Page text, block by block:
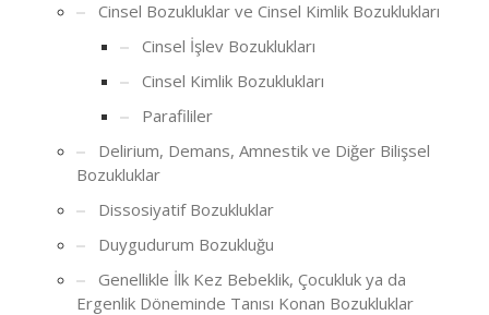
Cinsel Bozukluklar ve Cinsel Kimlik Bozuklukları
Cinsel İşlev Bozuklukları
Cinsel Kimlik Bozuklukları
Parafililer
Delirium, Demans, Amnestik ve Diğer Bilişsel
Bozukluklar
Dissosiyatif Bozukluklar
Duygudurum Bozukluğu
Genellikle İlk Kez Bebeklik, Çocukluk ya da
Ergenlik Döneminde Tanısı Konan Bozukluklar